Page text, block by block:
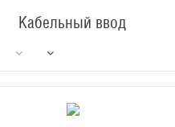
Кабельный ввод